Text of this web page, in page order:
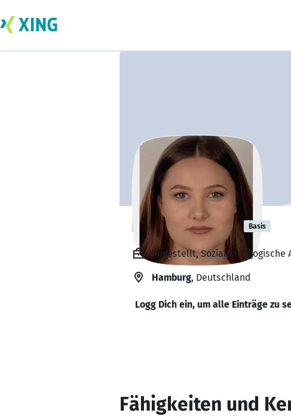
Nicole Wacker Basis
Angestellt, Sozialpädagogische
Hamburg, Deutschland
Logg Dich ein, um alle Einträge zu
Fähigkeiten und